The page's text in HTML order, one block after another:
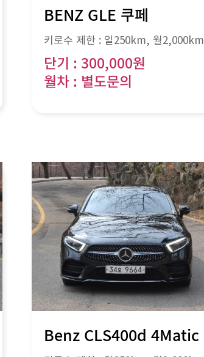
BENZ GLE 쿠페
키로수 제한 : 일250km, 월2,000km
단기 : 300,000원
월차 : 별도문의
Benz CLS400d 4Matic